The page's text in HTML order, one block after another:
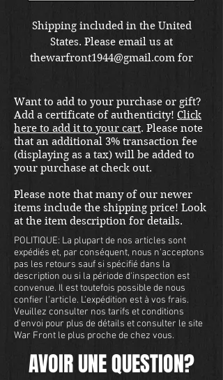
Shipping included in the United
States. Please email us at
thewarfront1944@gmail.com for
Want to add to your purchase or gift?
Add a certificate of authenticity! Click
here to add it to your cart. Please note
that an additional 3% transaction fee
(displaying as a tax) will be added to
your purchase at check out.
Please note that many of our newer
items include the shipping price! Look
at the item description for details.
POLITIQUE: La plupart de nos articles sont
expédiés et, par conséquent, nous n'acceptons
pas les retours sauf si spécifié dans la
description ou si la période d'inspection est
convenue. Il est toutefois possible de nous
confier l'article. L'expédition est à vos frais.
Veuillez consulter nos tarifs et conditions
d'envoi pour plus de détails et consulter le site
War Front le plus proche de chez vous.
AVOIR UNE QUESTION?